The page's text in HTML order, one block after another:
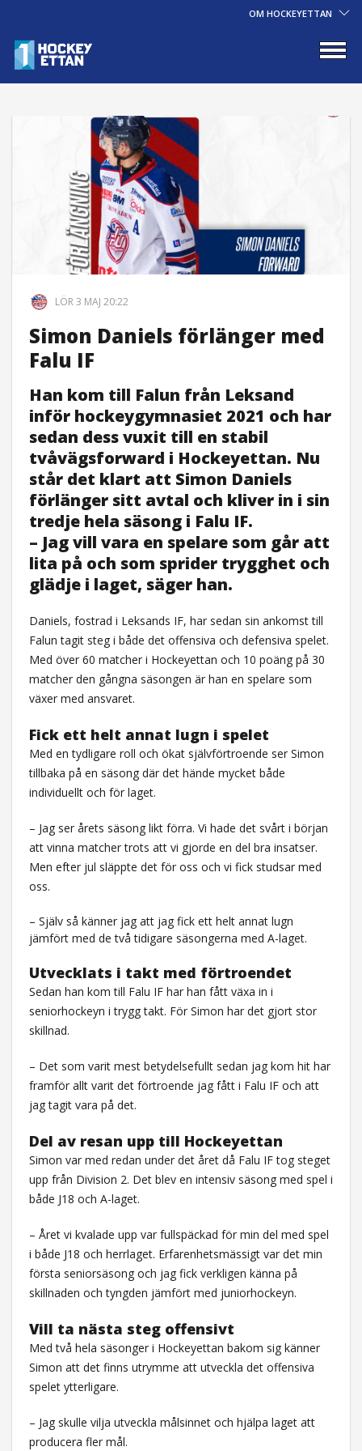
OM HOCKEYETTAN
LÖR 3 MAJ 20:22
Simon Daniels förlänger med
Falu IF
Han kom till Falun från Leksand
inför hockeygymnasiet 2021 och har
sedan dess vuxit till en stabil
tvåvägsforward i Hockeyettan. Nu
står det klart att Simon Daniels
förlänger sitt avtal och kliver in i sin
tredje hela säsong i Falu IF.
– Jag vill vara en spelare som går att
lita på och som sprider trygghet och
glädje i laget, säger han.
Daniels, fostrad i Leksands IF, har sedan sin ankomst till
Falun tagit steg i både det offensiva och defensiva spelet.
Med över 60 matcher i Hockeyettan och 10 poäng på 30
matcher den gångna säsongen är han en spelare som
växer med ansvaret.
Fick ett helt annat lugn i spelet
Med en tydligare roll och ökat självförtroende ser Simon
tillbaka på en säsong där det hände mycket både
individuellt och för laget.
– Jag ser årets säsong likt förra. Vi hade det svårt i början
att vinna matcher trots att vi gjorde en del bra insatser.
Men efter jul släppte det för oss och vi fick studsar med
oss.
– Själv så känner jag att jag fick ett helt annat lugn
jämfört med de två tidigare säsongerna med A-laget.
Utvecklats i takt med förtroendet
Sedan han kom till Falu IF har han fått växa in i
seniorhockeyn i trygg takt. För Simon har det gjort stor
skillnad.
– Det som varit mest betydelsefullt sedan jag kom hit har
framför allt varit det förtroende jag fått i Falu IF och att
jag tagit vara på det.
Del av resan upp till Hockeyettan
Simon var med redan under det året då Falu IF tog steget
upp från Division 2. Det blev en intensiv säsong med spel i
både J18 och A-laget.
– Året vi kvalade upp var fullspäckad för min del med spel
i både J18 och herrlaget. Erfarenhetsmässigt var det min
första seniorsäsong och jag fick verkligen känna på
skillnaden och tyngden jämfört med juniorhockeyn.
Vill ta nästa steg offensivt
Med två hela säsonger i Hockeyettan bakom sig känner
Simon att det finns utrymme att utveckla det offensiva
spelet ytterligare.
– Jag skulle vilja utveckla målsinnet och hjälpa laget att
producera fler mål.